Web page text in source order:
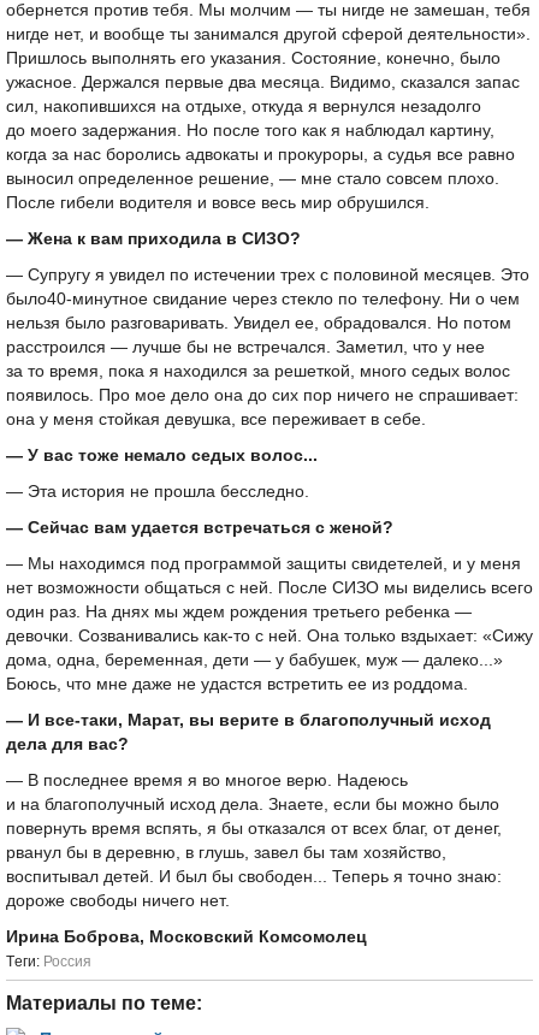
обернется против тебя. Мы молчим — ты нигде не замешан, тебя
нигде нет, и вообще ты занимался другой сферой деятельности».
Пришлось выполнять его указания. Состояние, конечно, было
ужасное. Держался первые два месяца. Видимо, сказался запас
сил, накопившихся на отдыхе, откуда я вернулся незадолго
до моего задержания. Но после того как я наблюдал картину,
когда за нас боролись адвокаты и прокуроры, а судья все равно
выносил определенное решение, — мне стало совсем плохо.
После гибели водителя и вовсе весь мир обрушился.
— Жена к вам приходила в СИЗО?
— Супругу я увидел по истечении трех с половиной месяцев. Это
было40-минутное свидание через стекло по телефону. Ни о чем
нельзя было разговаривать. Увидел ее, обрадовался. Но потом
расстроился — лучше бы не встречался. Заметил, что у нее
за то время, пока я находился за решеткой, много седых волос
появилось. Про мое дело она до сих пор ничего не спрашивает:
она у меня стойкая девушка, все переживает в себе.
— У вас тоже немало седых волос...
— Эта история не прошла бесследно.
— Сейчас вам удается встречаться с женой?
— Мы находимся под программой защиты свидетелей, и у меня
нет возможности общаться с ней. После СИЗО мы виделись всего
один раз. На днях мы ждем рождения третьего ребенка —
девочки. Созванивались как-то с ней. Она только вздыхает: «Сижу
дома, одна, беременная, дети — у бабушек, муж — далеко...»
Боюсь, что мне даже не удастся встретить ее из роддома.
— И все-таки, Марат, вы верите в благополучный исход
дела для вас?
— В последнее время я во многое верю. Надеюсь
и на благополучный исход дела. Знаете, если бы можно было
повернуть время вспять, я бы отказался от всех благ, от денег,
рванул бы в деревню, в глушь, завел бы там хозяйство,
воспитывал детей. И был бы свободен... Теперь я точно знаю:
дороже свободы ничего нет.
Ирина Боброва, Московский Комсомолец
Tеги: Россия
Материалы по теме: